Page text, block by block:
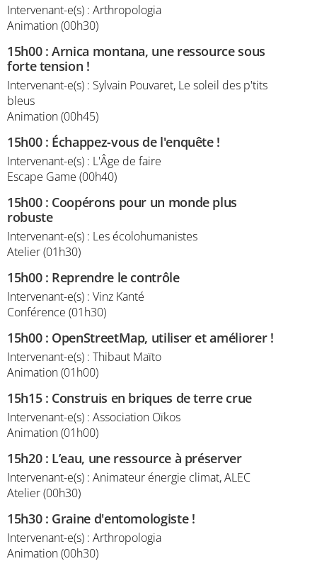
Intervenant-e(s) : Arthropologia
Animation (00h30)
15h00:Arnica montana, une ressource sous
forte tension !
Intervenant-e(s) : Sylvain Pouvaret, Le soleil des p'tits
bleus
Animation (00h45)
15h00: Échappez-vous de l'enquête !
Intervenant-e(s) : L'Âge de faire
Escape Game (00h40)
15h00: Coopérons pour un monde plus
robuste
Intervenant-e(s) : Les écolohumanistes
Atelier (01h30)
15h00: Reprendre le contrôle
Intervenant-e(s) : Vinz Kanté
Conférence (01h30)
15h00: OpenStreetMap, utiliser et améliorer !
Intervenant-e(s) : Thibaut Maïto
Animation (01h00)
15h15: Construis en briques de terre crue
Intervenant-e(s) : Association Oïkos
Animation (01h00)
15h20: L’eau, une ressource à préserver
Intervenant-e(s) : Animateur énergie climat, ALEC
Atelier (00h30)
15h30: Graine d'entomologiste !
Intervenant-e(s) : Arthropologia
Animation (00h30)